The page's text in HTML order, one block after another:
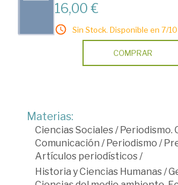
16,00 €
Sin Stock. Disponible en 7/
COMPRAR
Materias:
Ciencias Sociales/Periodismo.
Comunicación /Periodismo /
Artículos periodísticos/
Historia y Ciencias Humanas/